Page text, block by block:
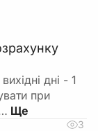
дні - 1
при
3